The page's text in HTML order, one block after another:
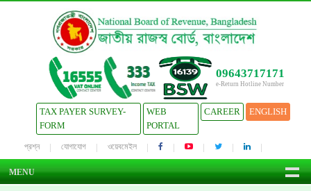
09643717171
e-Return Hotline Number
TAX PAYER SURVEY-
FORM
WEB
PORTAL
CAREER ENGLISH
প্রশ্ন যোগাযোগ ওয়েবমেইল
MENU